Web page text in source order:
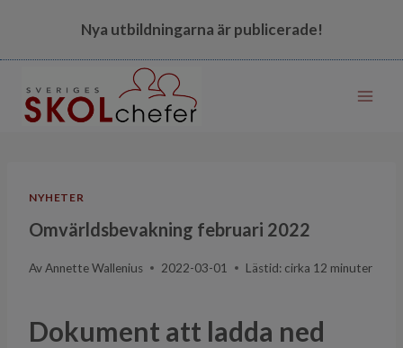
Nya utbildningarna är publicerade!
NYHETER
Omvärldsbevakning februari 2022
AvAnnette Wallenius 2022-03-01 Lästid: cirka 12 minuter
Dokument att ladda ned